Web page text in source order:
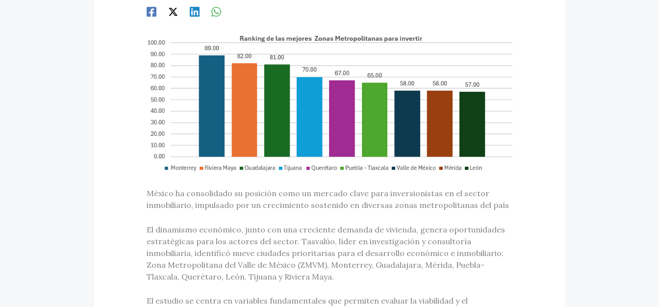
México ha consolidado su posición como un mercado clave para inversionistas en el sector
inmobiliario, impulsado por un crecimiento sostenido en diversas zonas metropolitanas del país
El dinamismo económico, junto con una creciente demanda de vivienda, genera oportunidades
estratégicas para los actores del sector. Tasvalúo, líder en investigación y consultoría
inmobiliaria, identificó nueve ciudades prioritarias para el desarrollo económico e inmobiliario:
Zona Metropolitana del Valle de México (ZMVM), Monterrey, Guadalajara, Mérida, Puebla-
Tlaxcala, Querétaro, León, Tijuana y Riviera Maya.
El estudio se centra en variables fundamentales que permiten evaluar la viabilidad y el